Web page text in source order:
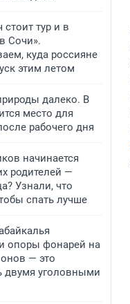
стоит тур и в
Сочи».
куда россияне
этим летом
далеко. В
место для
рабочего дня
начинается
родителей —
Узнали, что
спать лучше
опоры фонарей на
— это
двумя уголовными